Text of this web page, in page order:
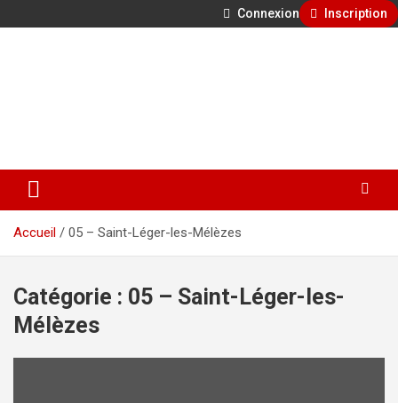
Connexion Inscription
Accueil 05 – Saint-Léger-les-Mélèzes
Catégorie : 05 – Saint-Léger-les-
Mélèzes